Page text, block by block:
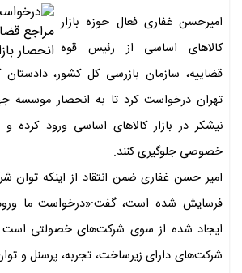
امیرحسن غفاری فعال حوزه بازار
کالاهای اساسی از رئیس قوه
قضاییه، سازمان بازرسی کل کشور،
تهران درخواست کرد تا به انحصار موسسه
نیشکر در بازار کالاهای اساسی ورود
خصوصی جلوگیری کنند.
امیر حسن غفاری ضمن انتقاد از اینکه
فرسایش شده است، گفت:«درخواست ما
ایجاد شده از سوی شرکت‌های خصولتی
شرکت‌های دارای زیرساخت، تجربه، پرسنل و